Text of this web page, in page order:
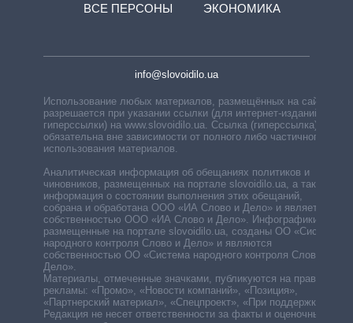
ВСЕ ПЕРСОНЫ
ЭКОНОМИКА
info@slovoidilo.ua
Использование любых материалов, размещённых на сайте,
разрешается при указании ссылки (для интернет-изданий —
гиперссылки) на www.slovoidilo.ua. Ссылка (гиперссылка)
обязательна вне зависимости от полного либо частичного
использования материалов.
Аналитическая информация об обещаниях политиков и
чиновников, размещенных на портале slovoidilo.ua, а также
информация о состоянии выполнения этих обещаний,
собрана и обработана ООО «ИА Слово и Дело» и является
собственностью ООО «ИА Слово и Дело». Инфографики,
размещенные на портале slovoidilo.ua, созданы ОО «Система
народного контроля Слово и Дело» и являются
собственностью ОО «Система народного контроля Слово и
Дело».
Материалы, отмеченные значками, публикуются на правах
рекламы: «Промо», «Новости компаний», «Позиция»,
«Партнерский материал», «Спецпроект», «При поддержке».
Редакция не несет ответственности за факты и оценочные